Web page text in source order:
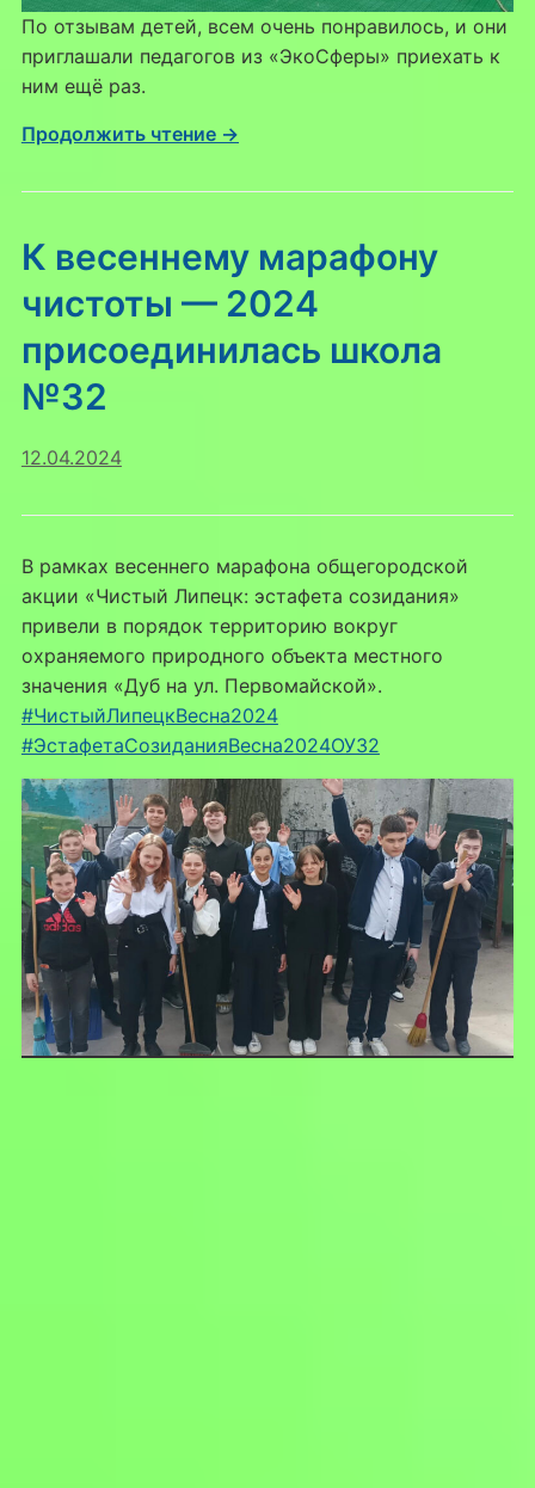
По отзывам детей, всем очень понравилось, и они
приглашали педагогов из «ЭкоСферы» приехать к
ним ещё раз.
Продолжить чтение →
К весеннему марафону
чистоты — 2024
присоединилась школа
№32
12.04.2024
В рамках весеннего марафона общегородской
акции «Чистый Липецк: эстафета созидания»
привели в порядок территорию вокруг
охраняемого природного объекта местного
значения «Дуб на ул. Первомайской».
#ЧистыйЛипецкВесна2024
#ЭстафетаСозиданияВесна2024ОУ32